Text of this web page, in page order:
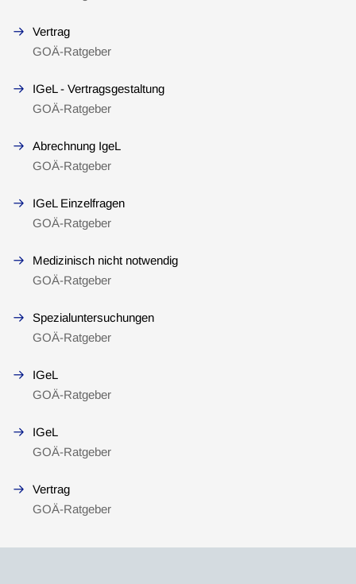
Vertrag
GOÄ-Ratgeber
IGeL - Vertragsgestaltung
GOÄ-Ratgeber
Abrechnung IgeL
GOÄ-Ratgeber
IGeL Einzelfragen
GOÄ-Ratgeber
Medizinisch nicht notwendig
GOÄ-Ratgeber
Spezialuntersuchungen
GOÄ-Ratgeber
IGeL
GOÄ-Ratgeber
IGeL
GOÄ-Ratgeber
Vertrag
GOÄ-Ratgeber